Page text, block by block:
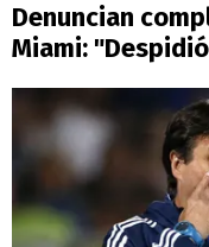
Denuncian
Miami: